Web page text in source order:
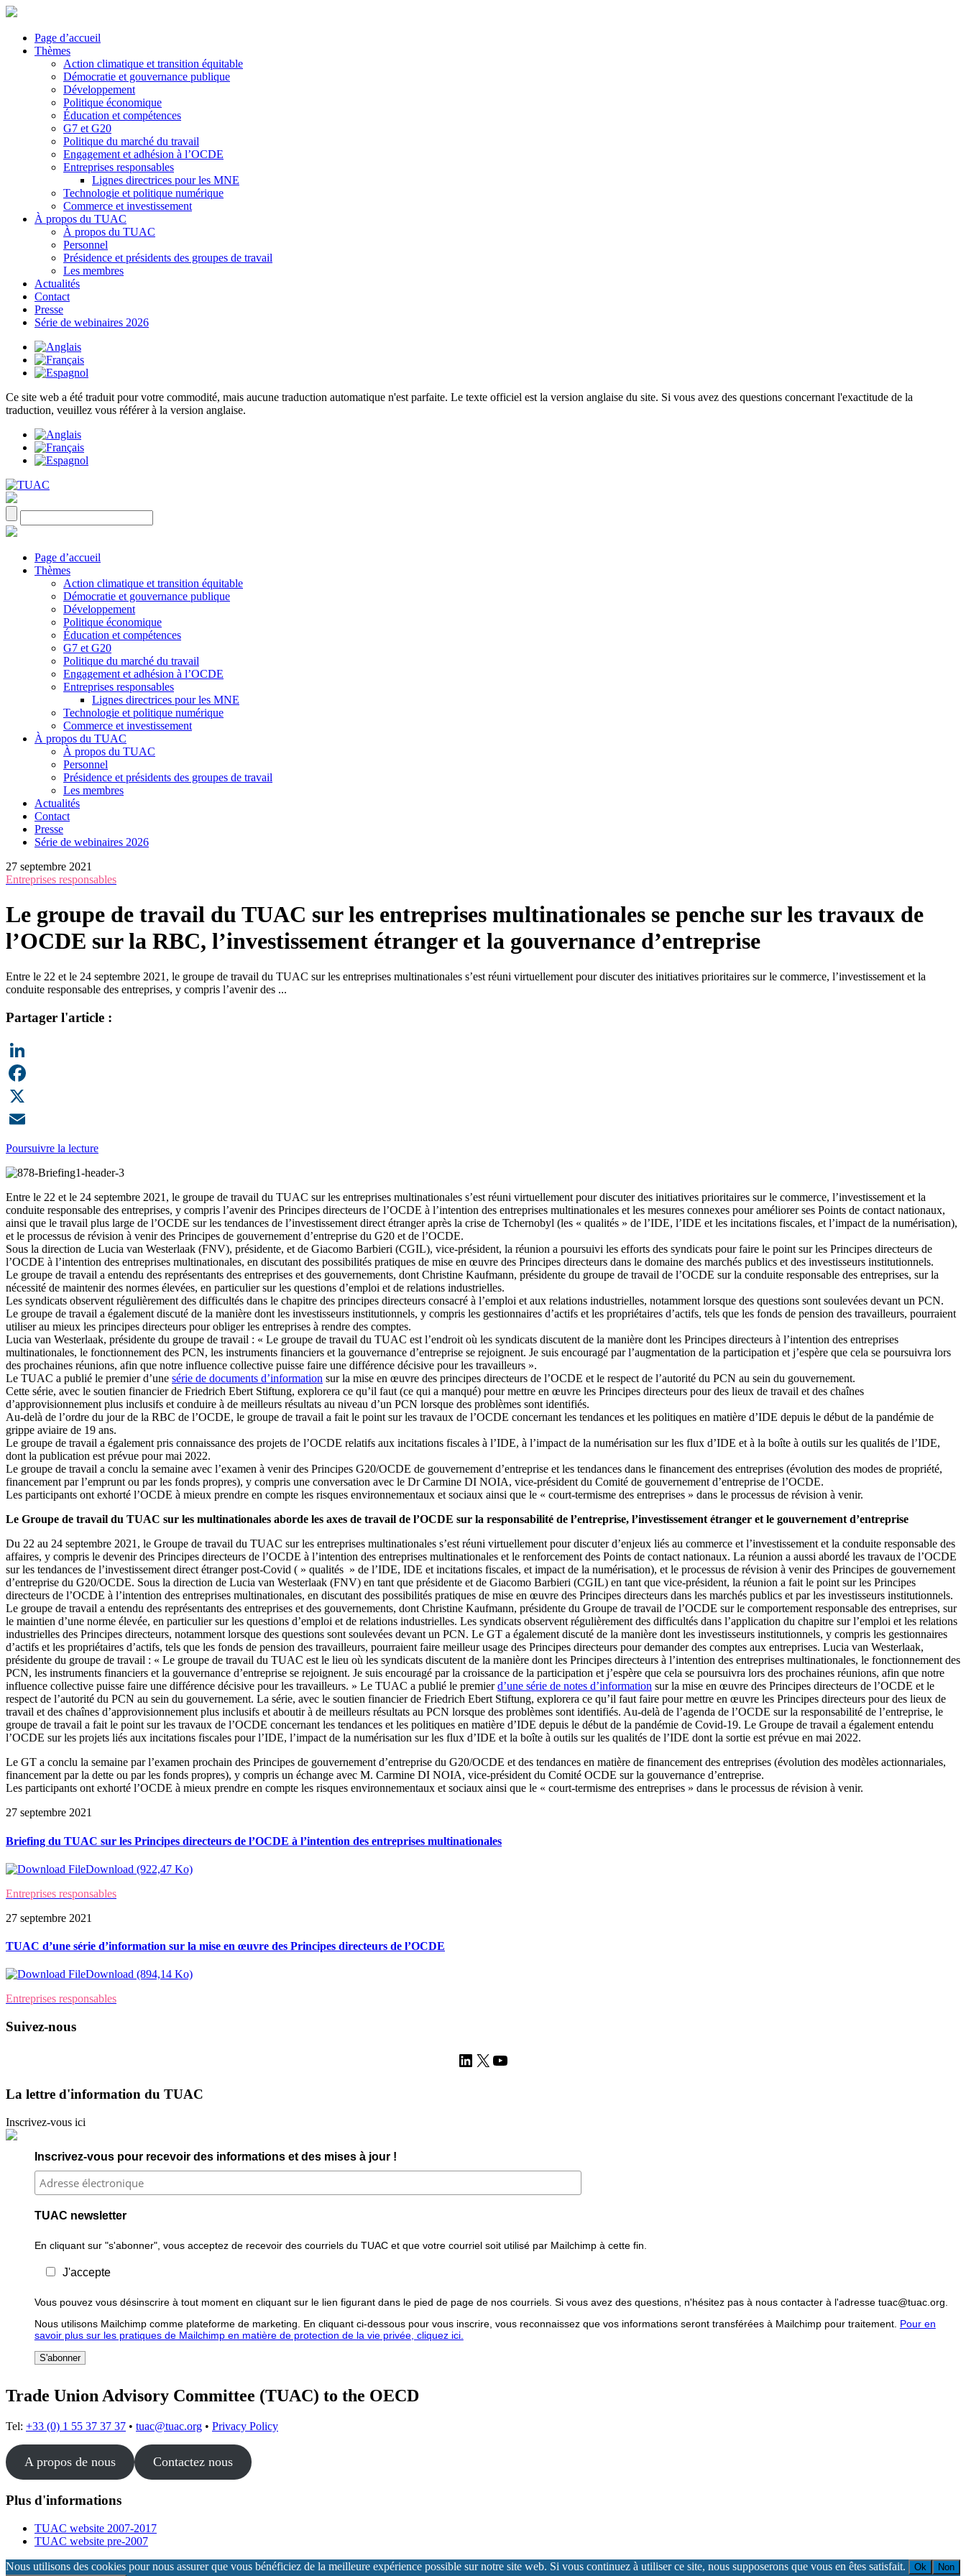
Page d’accueil
Thèmes
Action climatique et transition équitable
Démocratie et gouvernance publique
Développement
Politique économique
Éducation et compétences
G7 et G20
Politique du marché du travail
Engagement et adhésion à l’OCDE
Entreprises responsables
Lignes directrices pour les MNE
Technologie et politique numérique
Commerce et investissement
À propos du TUAC
À propos du TUAC
Personnel
Présidence et présidents des groupes de travail
Les membres
Actualités
Contact
Presse
Série de webinaires 2026
Ce site web a été traduit pour votre commodité, mais aucune traduction automatique n'est parfaite. Le texte officiel est la version anglaise du site. Si vous avez des questions concernant l'exactitude de la
traduction, veuillez vous référer à la version anglaise.
Page d’accueil
Thèmes
Action climatique et transition équitable
Démocratie et gouvernance publique
Développement
Politique économique
Éducation et compétences
G7 et G20
Politique du marché du travail
Engagement et adhésion à l’OCDE
Entreprises responsables
Lignes directrices pour les MNE
Technologie et politique numérique
Commerce et investissement
À propos du TUAC
À propos du TUAC
Personnel
Présidence et présidents des groupes de travail
Les membres
Actualités
Contact
Presse
Série de webinaires 2026
27 septembre 2021
Entreprises responsables
Le groupe de travail du TUAC sur les entreprises multinationales se penche sur les travaux de
l’OCDE sur la RBC, l’investissement étranger et la gouvernance d’entreprise
Entre le 22 et le 24 septembre 2021, le groupe de travail du TUAC sur les entreprises multinationales s’est réuni virtuellement pour discuter des initiatives prioritaires sur le commerce, l’investissement et la
conduite responsable des entreprises, y compris l’avenir des ...
Partager l'article :
LinkedIn
Facebook
X
Email
Poursuivre la lecture
Entre le 22 et le 24 septembre 2021, le groupe de travail du TUAC sur les entreprises multinationales s’est réuni virtuellement pour discuter des initiatives prioritaires sur le commerce, l’investissement et la
conduite responsable des entreprises, y compris l’avenir des Principes directeurs de l’OCDE à l’intention des entreprises multinationales et les mesures connexes pour améliorer ses Points de contact nationaux,
ainsi que le travail plus large de l’OCDE sur les tendances de l’investissement direct étranger après la crise de Tchernobyl (les « qualités » de l’IDE, l’IDE et les incitations fiscales, et l’impact de la numérisation),
et le processus de révision à venir des Principes de gouvernement d’entreprise du G20 et de l’OCDE.
Sous la direction de Lucia van Westerlaak (FNV), présidente, et de Giacomo Barbieri (CGIL), vice-président, la réunion a poursuivi les efforts des syndicats pour faire le point sur les Principes directeurs de
l’OCDE à l’intention des entreprises multinationales, en discutant des possibilités pratiques de mise en œuvre des Principes directeurs dans le domaine des marchés publics et des investisseurs institutionnels.
Le groupe de travail a entendu des représentants des entreprises et des gouvernements, dont Christine Kaufmann, présidente du groupe de travail de l’OCDE sur la conduite responsable des entreprises, sur la
nécessité de maintenir des normes élevées, en particulier sur les questions d’emploi et de relations industrielles.
Les syndicats observent régulièrement des difficultés dans le chapitre des principes directeurs consacré à l’emploi et aux relations industrielles, notamment lorsque des questions sont soulevées devant un PCN.
Le groupe de travail a également discuté de la manière dont les investisseurs institutionnels, y compris les gestionnaires d’actifs et les propriétaires d’actifs, tels que les fonds de pension des travailleurs, pourraient
utiliser au mieux les principes directeurs pour obliger les entreprises à rendre des comptes.
Lucia van Westerlaak, présidente du groupe de travail : « Le groupe de travail du TUAC est l’endroit où les syndicats discutent de la manière dont les Principes directeurs à l’intention des entreprises
multinationales, le fonctionnement des PCN, les instruments financiers et la gouvernance d’entreprise se rejoignent. Je suis encouragé par l’augmentation de la participation et j’espère que cela se poursuivra lors
des prochaines réunions, afin que notre influence collective puisse faire une différence décisive pour les travailleurs ».
Le TUAC a publié le premier d’une série de documents d’information sur la mise en œuvre des principes directeurs de l’OCDE et le respect de l’autorité du PCN au sein du gouvernement.
Cette série, avec le soutien financier de Friedrich Ebert Stiftung, explorera ce qu’il faut (ce qui a manqué) pour mettre en œuvre les Principes directeurs pour des lieux de travail et des chaînes
d’approvisionnement plus inclusifs et conduire à de meilleurs résultats au niveau d’un PCN lorsque des problèmes sont identifiés.
Au-delà de l’ordre du jour de la RBC de l’OCDE, le groupe de travail a fait le point sur les travaux de l’OCDE concernant les tendances et les politiques en matière d’IDE depuis le début de la pandémie de
grippe aviaire de 19 ans.
Le groupe de travail a également pris connaissance des projets de l’OCDE relatifs aux incitations fiscales à l’IDE, à l’impact de la numérisation sur les flux d’IDE et à la boîte à outils sur les qualités de l’IDE,
dont la publication est prévue pour mai 2022.
Le groupe de travail a conclu la semaine avec l’examen à venir des Principes G20/OCDE de gouvernement d’entreprise et les tendances dans le financement des entreprises (évolution des modes de propriété,
financement par l’emprunt ou par les fonds propres), y compris une conversation avec le Dr Carmine DI NOIA, vice-président du Comité de gouvernement d’entreprise de l’OCDE.
Les participants ont exhorté l’OCDE à mieux prendre en compte les risques environnementaux et sociaux ainsi que le « court-termisme des entreprises » dans le processus de révision à venir.
Le Groupe de travail du TUAC sur les multinationales aborde les axes de travail de l’OCDE sur la responsabilité de l’entreprise, l’investissement étranger et le gouvernement d’entreprise
Du 22 au 24 septembre 2021, le Groupe de travail du TUAC sur les entreprises multinationales s’est réuni virtuellement pour discuter d’enjeux liés au commerce et l’investissement et la conduite responsable des
affaires, y compris le devenir des Principes directeurs de l’OCDE à l’intention des entreprises multinationales et le renforcement des Points de contact nationaux. La réunion a aussi abordé les travaux de l’OCDE
sur les tendances de l’investissement direct étranger post-Covid ( » qualités » de l’IDE, IDE et incitations fiscales, et impact de la numérisation), et le processus de révision à venir des Principes de gouvernement
d’entreprise du G20/OCDE. Sous la direction de Lucia van Westerlaak (FNV) en tant que présidente et de Giacomo Barbieri (CGIL) en tant que vice-président, la réunion a fait le point sur les Principes
directeurs de l’OCDE à l’intention des entreprises multinationales, en discutant des possibilités pratiques de mise en œuvre des Principes directeurs dans les marchés publics et par les investisseurs institutionnels.
Le groupe de travail a entendu des représentants des entreprises et des gouvernements, dont Christine Kaufmann, présidente du Groupe de travail de l’OCDE sur le comportement responsable des entreprises, sur
le maintien d’une norme élevée, en particulier sur les questions d’emploi et de relations industrielles. Les syndicats observent régulièrement des difficultés dans l’application du chapitre sur l’emploi et les relations
industrielles des Principes directeurs, notamment lorsque des questions sont soulevées devant un PCN. Le GT a également discuté de la manière dont les investisseurs institutionnels, y compris les gestionnaires
d’actifs et les propriétaires d’actifs, tels que les fonds de pension des travailleurs, pourraient faire meilleur usage des Principes directeurs pour demander des comptes aux entreprises. Lucia van Westerlaak,
présidente du groupe de travail : « Le groupe de travail du TUAC est le lieu où les syndicats discutent de la manière dont les Principes directeurs à l’intention des entreprises multinationales, le fonctionnement des
PCN, les instruments financiers et la gouvernance d’entreprise se rejoignent. Je suis encouragé par la croissance de la participation et j’espère que cela se poursuivra lors des prochaines réunions, afin que notre
influence collective puisse faire une différence décisive pour les travailleurs. » Le TUAC a publié le premierd’une série de notes d’information sur la mise en œuvre des Principes directeurs de l’OCDE et le
respect de l’autorité du PCN au sein du gouvernement. La série, avec le soutien financier de Friedrich Ebert Stiftung, explorera ce qu’il faut faire pour mettre en œuvre les Principes directeurs pour des lieux de
travail et des chaînes d’approvisionnement plus inclusifs et aboutir à de meilleurs résultats au PCN lorsque des problèmes sont identifiés. Au-delà de l’agenda de l’OCDE sur la responsabilité de l’entreprise, le
groupe de travail a fait le point sur les travaux de l’OCDE concernant les tendances et les politiques en matière d’IDE depuis le début de la pandémie de Covid-19. Le Groupe de travail a également entendu
l’OCDE sur les projets liés aux incitations fiscales pour l’IDE, l’impact de la numérisation sur les flux d’IDE et la boîte à outils sur les qualités de l’IDE dont la sortie est prévue en mai 2022.
Le GT a conclu la semaine par l’examen prochain des Principes de gouvernement d’entreprise du G20/OCDE et des tendances en matière de financement des entreprises (évolution des modèles actionnariales,
financement par la dette ou par les fonds propres), y compris un échange avec M. Carmine DI NOIA, vice-président du Comité OCDE sur la gouvernance d’entreprise.
Les participants ont exhorté l’OCDE à mieux prendre en compte les risques environnementaux et sociaux ainsi que le « court-termisme des entreprises » dans le processus de révision à venir.
27 septembre 2021
Briefing du TUAC sur les Principes directeurs de l’OCDE à l’intention des entreprises multinationales
Download (922,47 Ko)
Entreprises responsables
27 septembre 2021
TUAC d’une série d’information sur la mise en œuvre des Principes directeurs de l’OCDE
Download (894,14 Ko)
Entreprises responsables
Suivez-nous
LinkedIn
X YouTube
La lettre d'information du TUAC
Inscrivez-vous ici
Inscrivez-vous pour recevoir des informations et des mises à jour !
TUAC newsletter
En cliquant sur "s'abonner", vous acceptez de recevoir des courriels du TUAC et que votre courriel soit utilisé par Mailchimp à cette fin.
J'accepte
Vous pouvez vous désinscrire à tout moment en cliquant sur le lien figurant dans le pied de page de nos courriels. Si vous avez des questions, n'hésitez pas à nous contacter à l'adresse tuac@tuac.org.
Nous utilisons Mailchimp comme plateforme de marketing. En cliquant ci-dessous pour vous inscrire, vous reconnaissez que vos informations seront transférées à Mailchimp pour traitement. Pour en
savoir plus sur les pratiques de Mailchimp en matière de protection de la vie privée, cliquez ici.
Trade Union Advisory Committee (TUAC) to the OECD
Tel: +33 (0) 1 55 37 37 37 • tuac@tuac.org • Privacy Policy
A propos de nous Contactez nous
Plus d'informations
TUAC website 2007-2017
TUAC website pre-2007
Nous utilisons des cookies pour nous assurer que vous bénéficiez de la meilleure expérience possible sur notre site web. Si vous continuez à utiliser ce site, nous supposerons que vous en êtes satisfait. Ok Non